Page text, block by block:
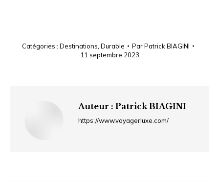
Catégories : Destinations Durable ParPatrick BIAGINI
11 septembre 2023
Auteur : Patrick BIAGINI
https://www.voyagerluxe.com/